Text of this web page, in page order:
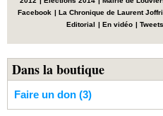
Facebook | La Chronique de Laurent
Editorial | En vidéo | Tweets
Dans la boutique
Faire un don (3)